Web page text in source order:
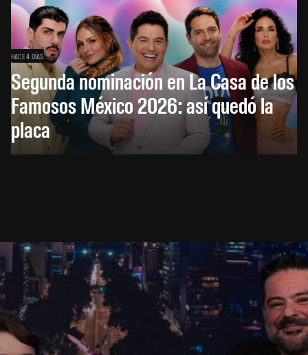
HACE 4 DÍAS
Segunda nominación en La Casa de los
Famosos México 2026: así quedó la
placa